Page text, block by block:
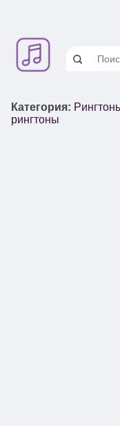
Категория:
рингтоны